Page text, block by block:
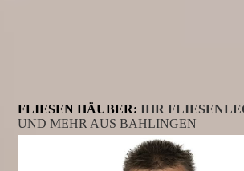
FLIESEN HÄUBER:IHR
UND MEHR AUS BAHLINGEN